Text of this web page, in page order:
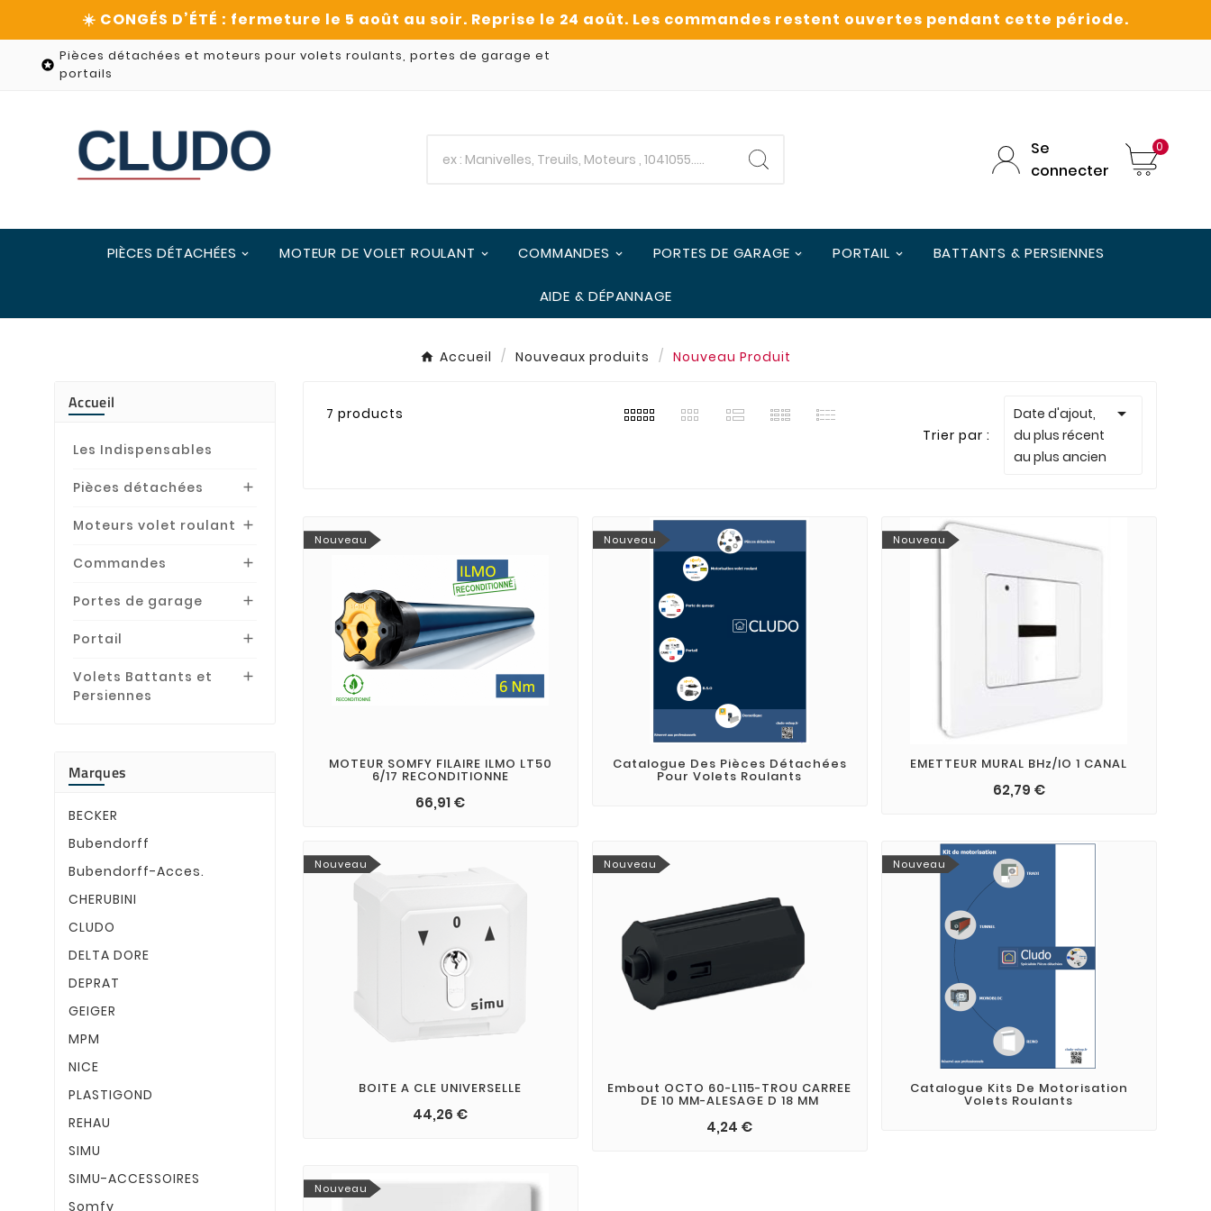

Pièces détachées et moteurs pour volets roulants, portes de garage et
portails
Se
connecter
0
PIÈCES DÉTACHÉES MOTEUR DE VOLET ROULANT COMMANDES PORTES DE GARAGE PORTAIL BATTANTS & PERSIENNES
AIDE & DÉPANNAGE
Accueil Nouveaux produits Nouveau Produit
Accueil
Les Indispensables
Pièces détachées 
Moteurs volet roulant 
Commandes 
Portes de garage 
Portail 
Volets Battants et
Persiennes

Marques
BECKER
Bubendorff
Bubendorff-Acces.
CHERUBINI
CLUDO
DELTA DORE
DEPRAT
GEIGER
MPM
NICE
PLASTIGOND
REHAU
SIMU
SIMU-ACCESSOIRES
Somfy
7 products
Trier par :
Date d'ajout,
du plus récent
au plus ancien

Nouveau
MOTEUR SOMFY FILAIRE ILMO LT50
6/17 RECONDITIONNE
66,91 €
Nouveau
Catalogue Des Pièces Détachées
Pour Volets Roulants
Nouveau
EMETTEUR MURAL BHz/IO 1 CANAL
62,79 €
Nouveau
BOITE A CLE UNIVERSELLE
44,26 €
Nouveau
Embout OCTO 60-L115-TROU CARREE
DE 10 MM-ALESAGE D 18 MM
4,24 €
Nouveau
Catalogue Kits De Motorisation
Volets Roulants
Nouveau